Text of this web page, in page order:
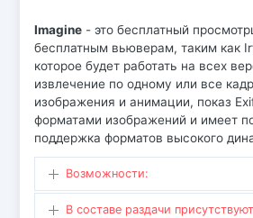
Imagine- это бесплатный
бесплатным вьюверам, таким как
которое будет работать на всех
извлечение по одному или все
изображения и анимации, показ
форматами изображений и имеет
поддержка форматов высокого
Возможности:
В составе раздачи